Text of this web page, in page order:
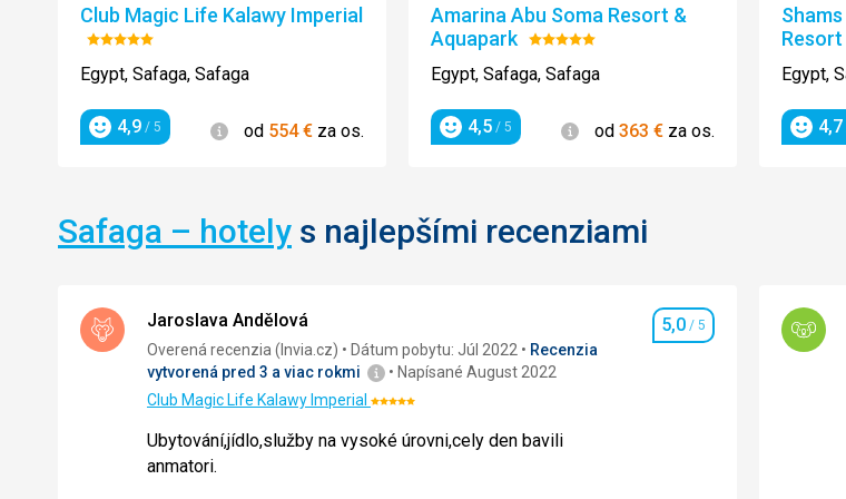
Club Magic Life Kalawy Imperial
Hodnotenie:
5/5
Egypt, Safaga, Safaga
Hodnotenie
4,9 / 5 Informácie
od 554€ za os.
Amarina Abu Soma Resort &
Aquapark Hodnotenie:
5/5
Egypt, Safaga, Safaga
Hodnotenie
4,5 / 5 Informácie
od 363 € za os.
Resort
Egypt,
4,7
Safaga – hotely s najlepšími recenziami
Jaroslava Andělová
Hodnotenie
5,0 / 5
Overená recenzia (Invia.cz) Dátum pobytu: Júl 2022
Recenzia
vytvorená pred 3 a viac rokmi
Napísané August 2022
Club Magic Life Kalawy Imperial Hodnotenie:
Ubytování,jídlo,služby na vysoké úrovni,cely den bavili
anmatori.